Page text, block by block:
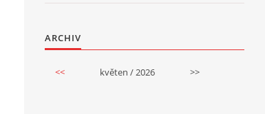
ARCHIV
<< květen / 2026 >>